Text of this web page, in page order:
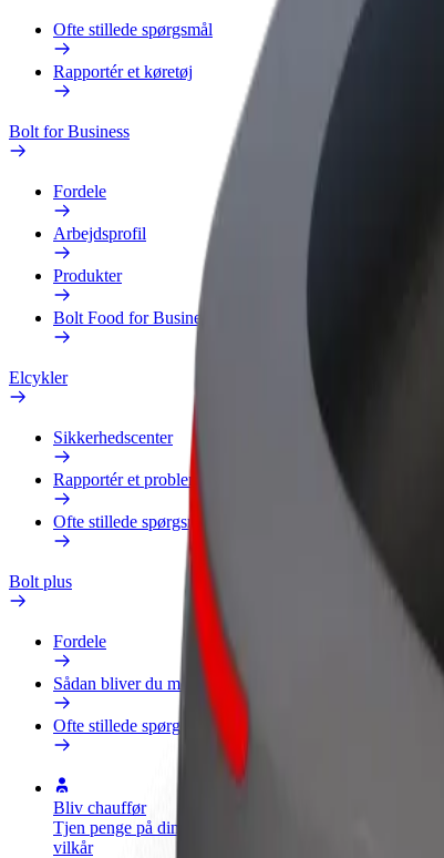
Ofte stillede spørgsmål
Rapportér et køretøj
Bolt for Business
Fordele
Arbejdsprofil
Produkter
Bolt Food for Business
Elcykler
Sikkerhedscenter
Rapportér et problem
Ofte stillede spørgsmål
Bolt plus
Fordele
Sådan bliver du medlem
Ofte stillede spørgsmål
Bliv chauffør
Tjen penge på dine
vilkår